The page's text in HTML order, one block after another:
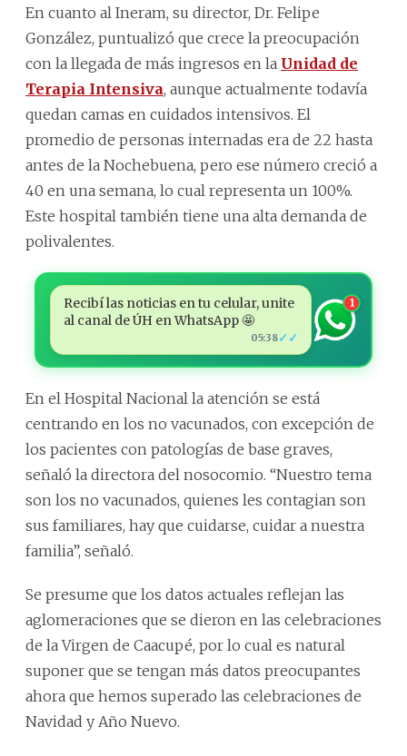
En cuanto al Ineram, su director, Dr. Felipe
González, puntualizó que crece la preocupación
con la llegada de más ingresos en la Unidad de
Terapia Intensiva, aunque actualmente todavía
quedan camas en cuidados intensivos. El
promedio de personas internadas era de 22 hasta
antes de la Nochebuena, pero ese número creció a
40 en una semana, lo cual representa un 100%.
Este hospital también tiene una alta demanda de
polivalentes.
Recibí las noticias en tu celular, unite
al canal de ÚH en WhatsApp 🤩
05:38✓✓
1
En el Hospital Nacional la atención se está
centrando en los no vacunados, con excepción de
los pacientes con patologías de base graves,
señaló la directora del nosocomio. “Nuestro tema
son los no vacunados, quienes les contagian son
sus familiares, hay que cuidarse, cuidar a nuestra
familia”, señaló.
Se presume que los datos actuales reflejan las
aglomeraciones que se dieron en las celebraciones
de la Virgen de Caacupé, por lo cual es natural
suponer que se tengan más datos preocupantes
ahora que hemos superado las celebraciones de
Navidad y Año Nuevo.